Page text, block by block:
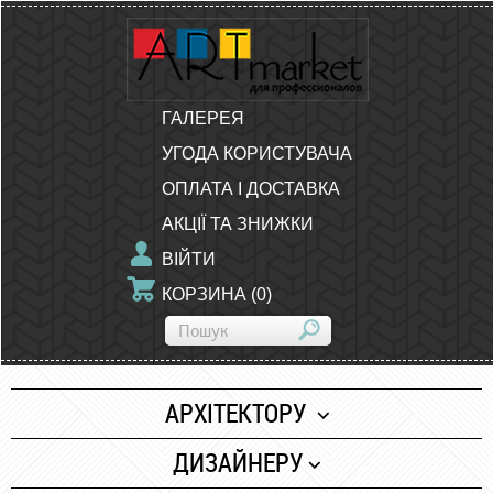
ГАЛЕРЕЯ
УГОДА КОРИСТУВАЧА
ОПЛАТА І ДОСТАВКА
АКЦІЇ ТА ЗНИЖКИ
ВІЙТИ
КОРЗИНА (0)
АРХІТЕКТОРУ
Папір
ДИЗАЙНЕРУ